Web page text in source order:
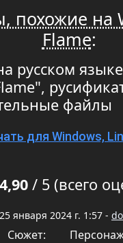
похожие на
Flame:
русском
файлы
для Windows,
4,90 / 5 (всего
25 января 2024 г. 1:57 -
Сюжет: